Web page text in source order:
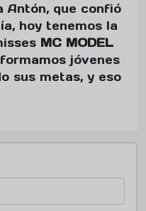
Antón, que confió
hoy tenemos la
MC MODEL
jóvenes
sus metas, y eso